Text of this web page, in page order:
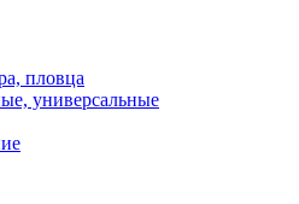
пловца
универсальные